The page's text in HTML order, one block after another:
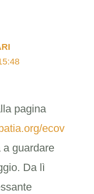
pagina
ecov
a guardare
Da lì